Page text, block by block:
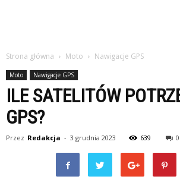
Strona główna Moto Nawigacje GPS
Moto Nawigacje GPS
ILE SATELITÓW
GPS?
Przez Redakcja - 3 grudnia 2023 639 0